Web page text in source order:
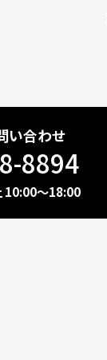
い合わせ
8894
10:00～18:00